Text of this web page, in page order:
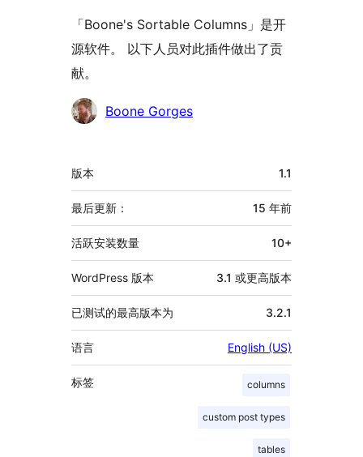
「Boone's Sortable Columns」是开
源软件。 以下人员对此插件做出了贡
献。
贡
Boone Gorges
额
外
信
息
版本 1.1
最后更新： 15 年前
活跃安装数量 10+
WordPress 版本 3.1 或更高版本
已测试的最高版本为 3.2.1
语言 English (US)
标签 columns
custom post types
tables